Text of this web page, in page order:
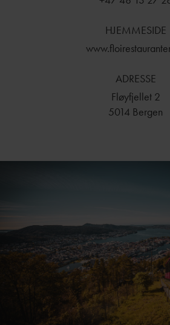
HJEMMESIDE
ADRESSE
Fløyfjellet 2
5014 Bergen